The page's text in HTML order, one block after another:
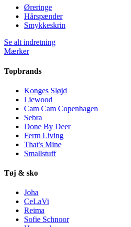
Øreringe
Hårspænder
Smykkeskrin
Se alt indretning
Mærker
Topbrands
Konges Sløjd
Liewood
Cam Cam Copenhagen
Sebra
Done By Deer
Ferm Living
That's Mine
Smallstuff
Tøj & sko
Joha
CeLaVi
Reima
Sofie Schnoor